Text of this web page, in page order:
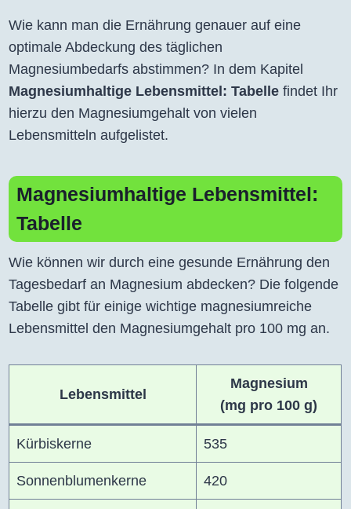
Wie kann man die Ernährung genauer auf eine
optimale Abdeckung des täglichen
Magnesiumbedarfs abstimmen? In dem Kapitel
Magnesiumhaltige Lebensmittel: Tabelle findet Ihr
hierzu den Magnesiumgehalt von vielen
Lebensmitteln aufgelistet.
Magnesiumhaltige Lebensmittel:
Tabelle
Wie können wir durch eine gesunde Ernährung den
Tagesbedarf an Magnesium abdecken? Die folgende
Tabelle gibt für einige wichtige magnesiumreiche
Lebensmittel den Magnesiumgehalt pro 100 mg an.
Lebensmittel
Magnesium
(mg pro 100 g)
Kürbiskerne 535
Sonnenblumenkerne 420